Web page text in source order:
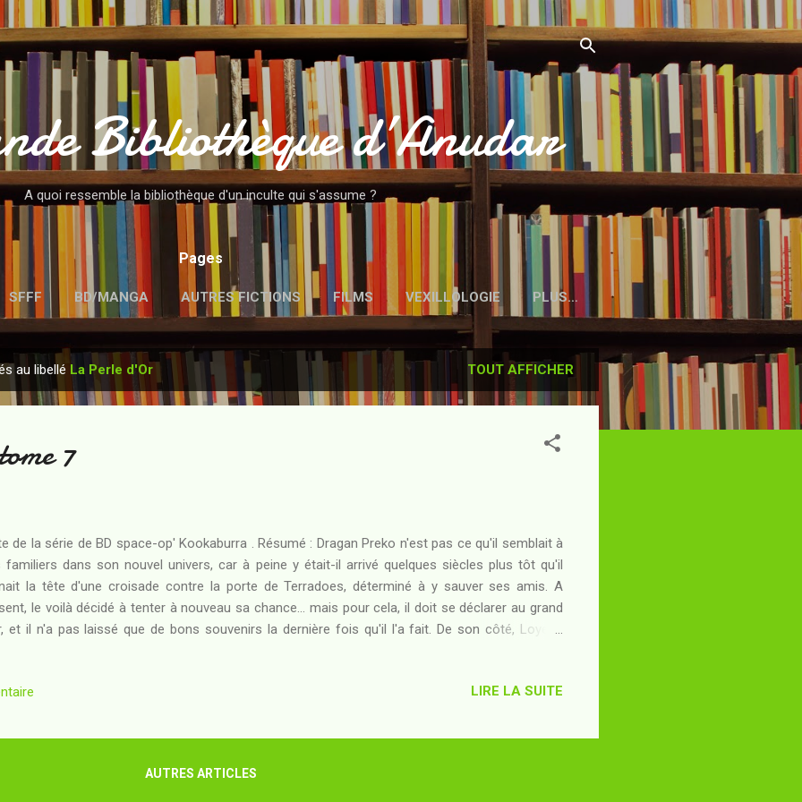
Accéder au contenu principal
Bibliothèque d’Anudar
A quoi ressemble la bibliothèque d'un inculte qui s'assume ?
Pages
SFFF BD/MANGA AUTRES FICTIONS FILMS VEXILLOLOGIE PLUS…
MENTIONS LÉGALES
au libellé La Perle d'Or TOUT AFFICHER
7
de la série de BD space-op' Kookaburra . Résumé : Dragan Preko n'est pas ce qu'il semblait à
familiers dans son nouvel univers, car à peine y était-il arrivé quelques siècles plus tôt qu'il
la tête d'une croisade contre la porte de Terradoes, déterminé à y sauver ses amis. A
le voilà décidé à tenter à nouveau sa chance... mais pour cela, il doit se déclarer au grand
et il n'a pas laissé que de bons souvenirs la dernière fois qu'il l'a fait. De son côté, Loyeen
la fuite dans un désert des plus hostiles, trouvera-t-il sa place dans une société dont il
des "repreneurs") on...
LIRE LA SUITE
AUTRES ARTICLES